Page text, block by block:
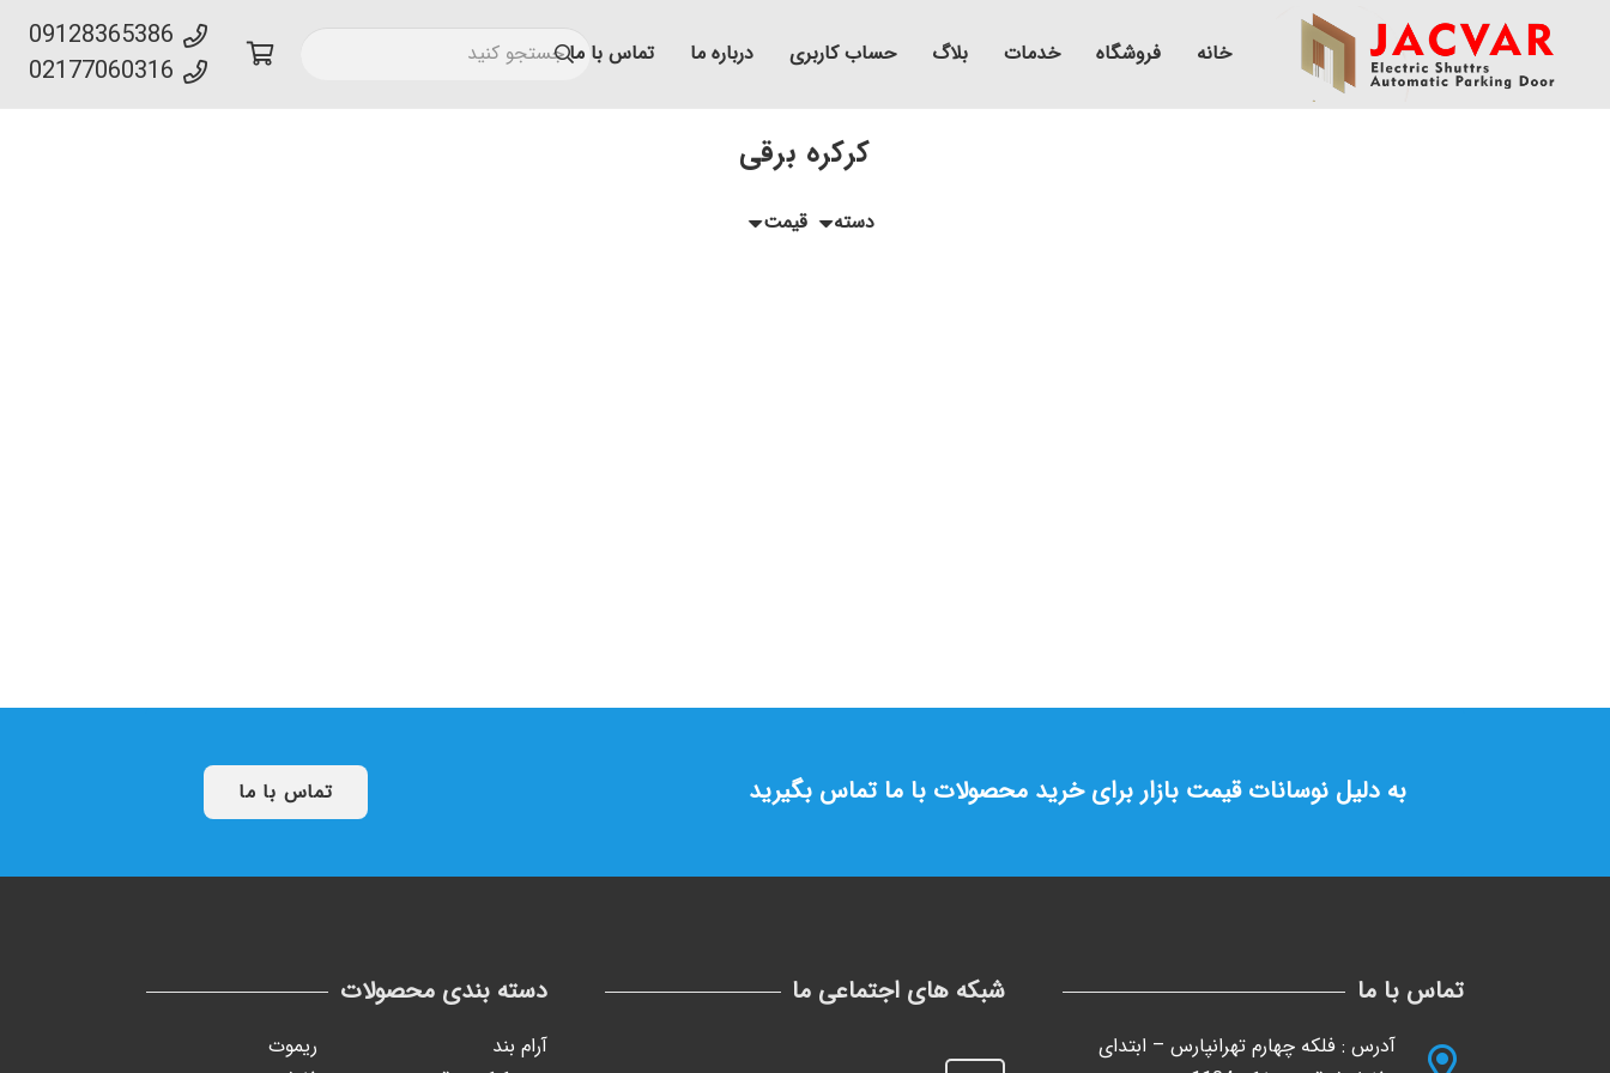
خانه فروشگاه خدمات بلاگ حساب کاربری درباره ما تماس با ما
09128365386
02177060316
کرکره برقی
دسته قیمت
به دلیل نوسانات قیمت بازار برای خرید محصولات با ما تماس بگیرید تماس با ما
تماس با ما
آدرس : فلکه چهارم تهرانپارس – ابتدای
شبکه های اجتماعی ما دسته بندی محصولات
آرام بند
ریموت